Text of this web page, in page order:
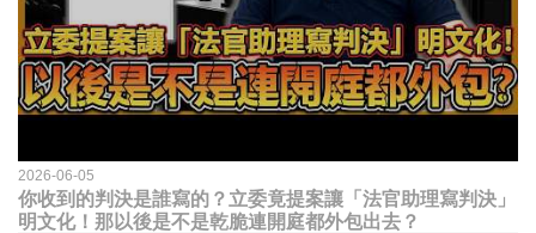
2026-06-05
你收到的判決是誰寫的？立委竟提案讓「法官助理寫判決」
明文化！那以後是不是乾脆連開庭都外包出去？